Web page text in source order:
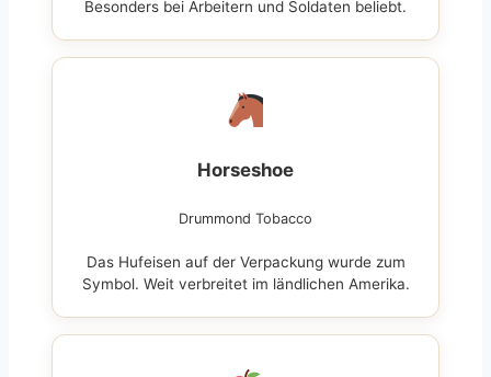
Besonders bei Arbeitern und Soldaten beliebt.
Horseshoe
Drummond Tobacco
Das Hufeisen auf der Verpackung wurde zum
Symbol. Weit verbreitet im ländlichen Amerika.